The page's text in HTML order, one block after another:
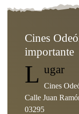
Cines
importante
L ugar
Cines
Calle Juan
03295